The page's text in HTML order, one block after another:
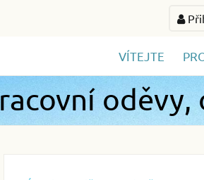
VÍTEJTE